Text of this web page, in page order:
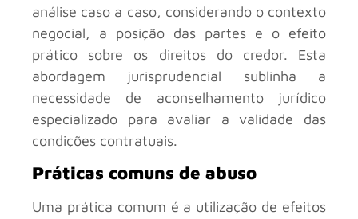
análise caso a caso, considerando o contexto
negocial, a posição das partes e o efeito
prático sobre os direitos do credor. Esta
abordagem jurisprudencial sublinha a
necessidade de aconselhamento jurídico
especializado para avaliar a validade das
condições contratuais.
Práticas comuns de abuso
Uma prática comum é a utilização de efeitos